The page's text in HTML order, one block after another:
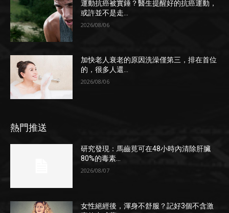
運動抗癌被實錘？醫生提醒好的抗癌運動，
或許並不是走...
2026/08/06
加快老人衰老的原因洗澡僅第三，排在首位
的，很多人還...
2026/08/06
熱門推送
研究發現：馬齒莧可在48小時內清除肝臟
80%的毒素...
2026/08/07
女性絕經後，渾身不舒服？記好3個不含激